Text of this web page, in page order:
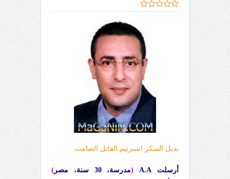
بديل السكر اسبرتيم القاتل الصامت
أرسلت A.A
(مدرسة، 30 سنة، مصر
)